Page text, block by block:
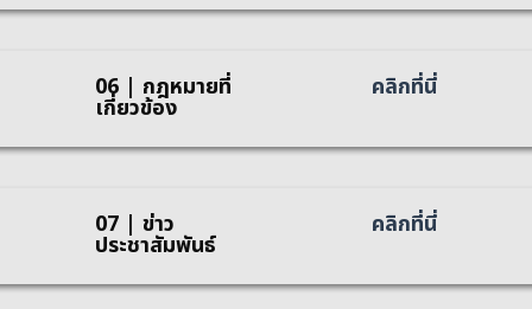
06 | กฎหมายที่
เกี่ยวข้อง
คลิกที่นี่
07 | ข่าว
ประชาสัมพันธ์
คลิกที่นี่